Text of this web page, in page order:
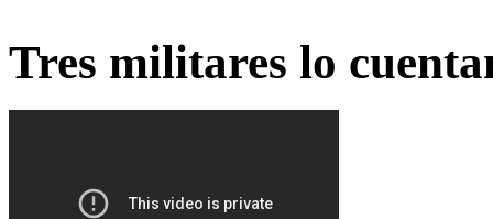
Tres militares lo